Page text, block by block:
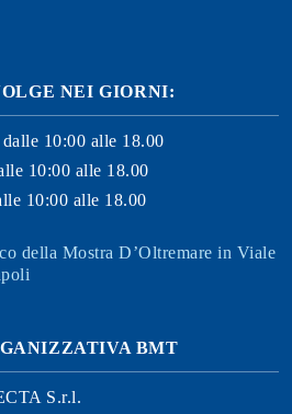
NEI GIORNI:
10:00 alle 18.00
10:00 alle 18.00
10:00 alle 18.00
della Mostra D’Oltremare in Viale
BMT
S.r.l.